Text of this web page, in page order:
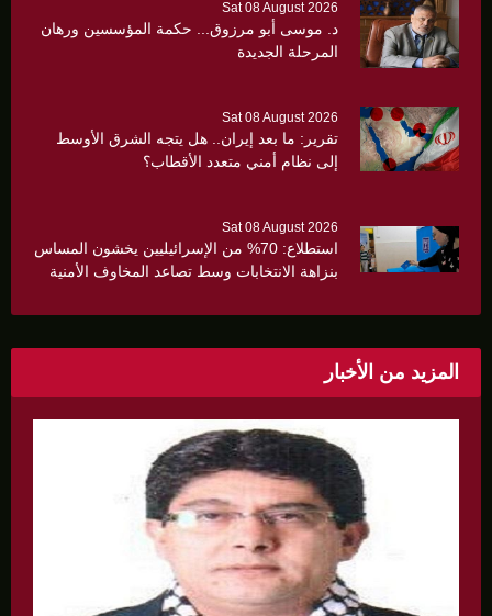
Sat 08 August 2026
د. موسى أبو مرزوق... حكمة المؤسسين ورهان
المرحلة الجديدة
Sat 08 August 2026
تقرير: ما بعد إيران.. هل يتجه الشرق الأوسط
إلى نظام أمني متعدد الأقطاب؟
Sat 08 August 2026
استطلاع: 70% من الإسرائيليين يخشون المساس
بنزاهة الانتخابات وسط تصاعد المخاوف الأمنية
المزيد من الأخبار